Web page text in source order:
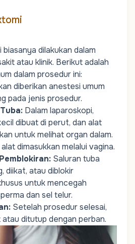
dilakukan dalam
atau klinik. Berikut adalah
dalam prosedur ini:
diberikan anestesi umum
pada jenis prosedur.
: Dalam laparoskopi,
dibuat di perut, dan alat
untuk melihat organ dalam.
dimasukkan melalui vagina.
: Saluran tuba
diikat, atau diblokir
untuk mencegah
dan sel telur.
: Setelah prosedur selesai,
ditutup dengan perban.